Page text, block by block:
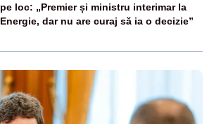
pe loc: „Premier și ministru interimar la
Energie, dar nu are curaj să ia o decizie”